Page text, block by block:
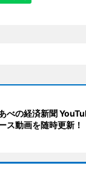
あべの経済新聞
ス動画を随時更新！